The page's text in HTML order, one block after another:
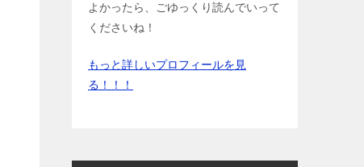
よかったら、ごゆっくり読んでいって
くださいね！
もっと詳しいプロフィールを見
る！！！